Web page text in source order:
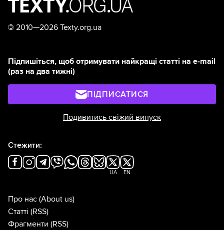
© 2010—2026 Texty.org.ua
Підпишіться, щоб отримувати найкращі статті на e-mail
(раз на два тижні)
ПІДПИСАТИСЯ
Подивитись свіжий випуск
Стежити:
UA EN
Про нас (About us)
Статті (RSS)
Фрагменти (RSS)